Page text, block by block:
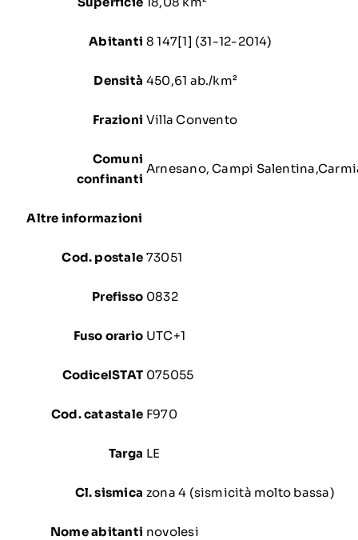
Abitanti 8 147[1] (31-12-2014)
Densità 450,61 ab./km²
Frazioni Villa Convento
Comuni
confinanti
Arnesano,Campi Salentina,
Altre informazioni
Cod. postale 73051
Prefisso 0832
Fuso orario UTC+1
CodiceISTAT 075055
Cod. catastale F970
Targa LE
Cl. sismica zona 4 (sismicità molto bassa)
Nome abitanti novolesi